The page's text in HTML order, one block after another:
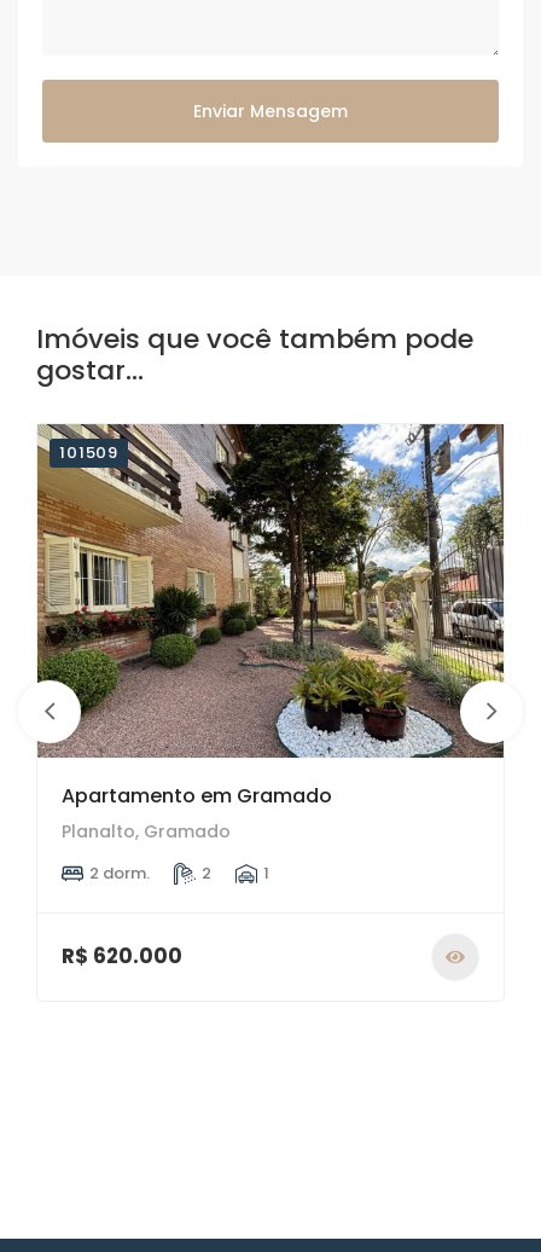
Enviar Mensagem
Imóveis que você também pode
gostar...
101509
9 imagens
Apartamento em Gramado
Planalto, Gramado
2 dorm. 2 1
R$ 620.000